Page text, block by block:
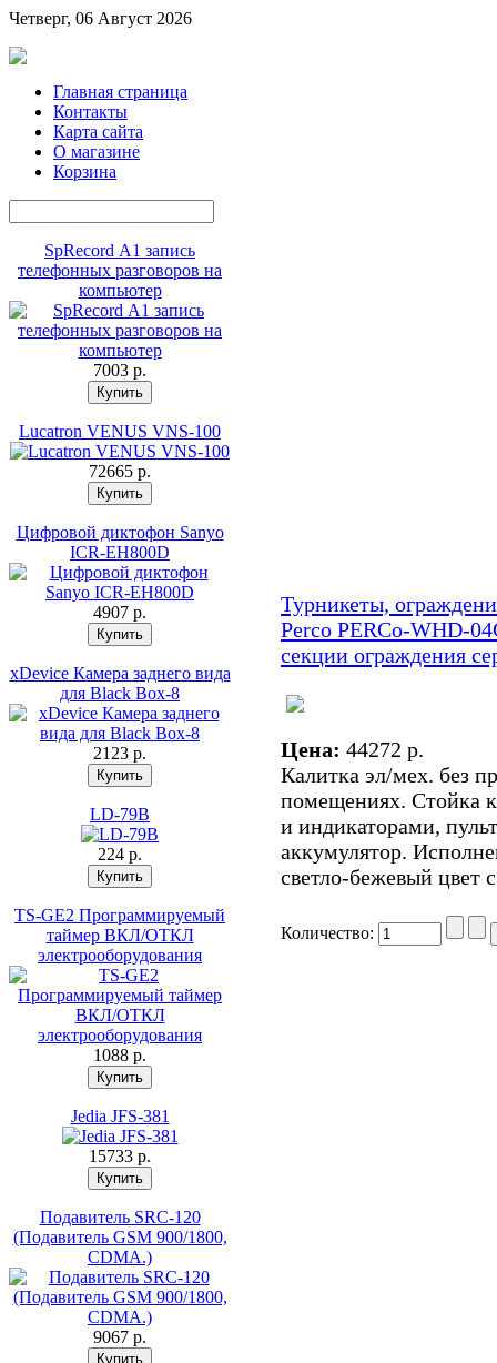
Четверг, 06 Август 2026
Главная страница
Контакты
Карта сайта
О магазине
Корзина
SpRecord А1 запись
телефонных разговоров на
компьютер
7003 p.
Lucatron VENUS VNS-100
72665 p.
Цифровой диктофон Sanyo
ICR-EH800D
4907 p.
xDevice Камера заднего вида
для Black Box-8
2123 p.
LD-79B
224 p.
TS-GE2 Программируемый
таймер ВКЛ/ОТКЛ
электрооборудования
1088 p.
Jedia JFS-381
15733 p.
Подавитель SRC-120
(Подавитель GSM 900/1800,
CDMA.)
9067 p.
Турникеты,
Perco PERCo-WHD-
секции ограждения
Цена: 44272 p.
Калитка эл/мех. без
помещениях. Стойка
и индикаторами,
аккумулятор.
светло-бежевый цвет
Количество: